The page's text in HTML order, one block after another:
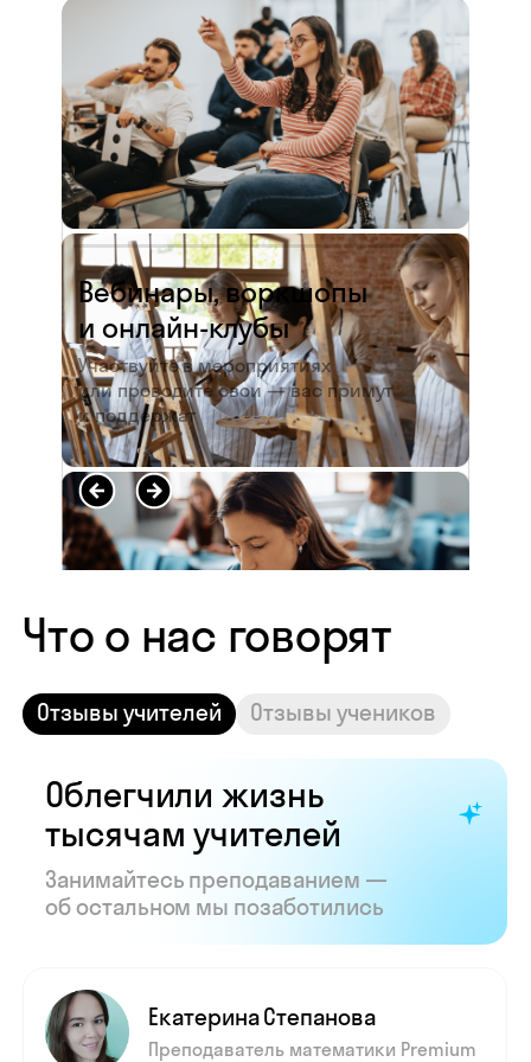
Вебинары, воркшопы
и онлайн-клубы
Участвуйте в мероприятиях
или проводите свои — вас примут
и поддержат
педагогический университет, пошла
преподавать в школу. Проработав в ней
5 лет, я поняла, что нужно двигать...
Читать полностью →
Показать все отзывы
Часто задаваемые
вопросы